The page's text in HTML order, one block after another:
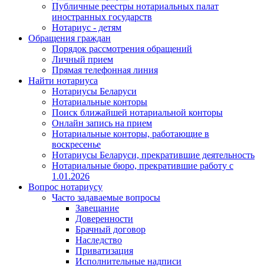
Публичные реестры нотариальных палат
иностранных государств
Нотариус - детям
Обращения граждан
Порядок рассмотрения обращений
Личный прием
Прямая телефонная линия
Найти нотариуса
Нотариусы Беларуси
Нотариальные конторы
Поиск ближайшей нотариальной конторы
Онлайн запись на прием
Нотариальные конторы, работающие в
воскресенье
Нотариусы Беларуси, прекратившие деятельность
Нотариальные бюро, прекратившие работу с
1.01.2026
Вопрос нотариусу
Часто задаваемые вопросы
Завещание
Доверенности
Брачный договор
Наследство
Приватизация
Исполнительные надписи